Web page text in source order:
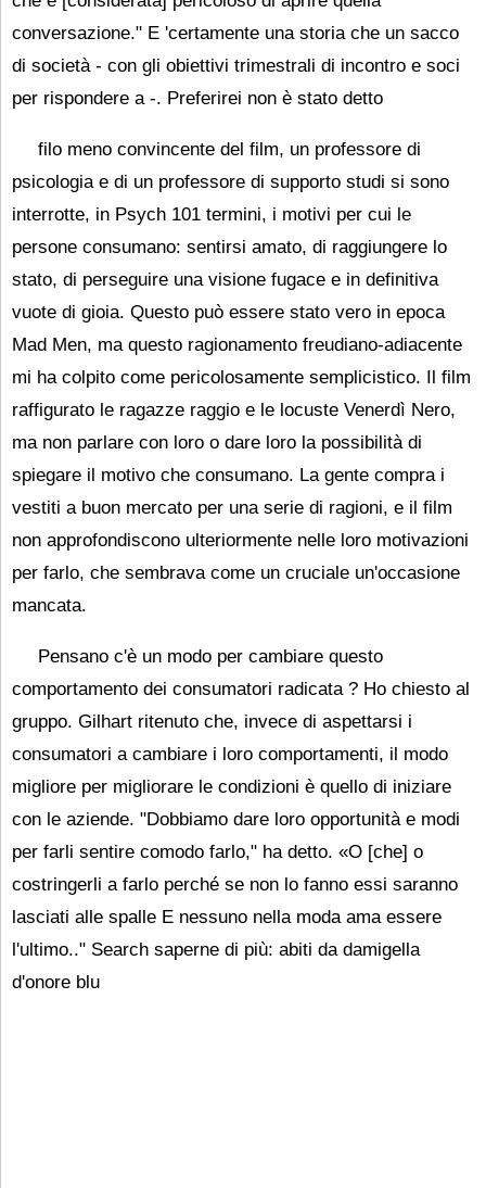
conversazione." E 'certamente una storia che un sacco
di società - con gli obiettivi trimestrali di incontro e soci
per rispondere a -. Preferirei non è stato detto
filo meno convincente del film, un professore di
psicologia e di un professore di supporto studi si sono
interrotte, in Psych 101 termini, i motivi per cui le
persone consumano: sentirsi amato, di raggiungere lo
stato, di perseguire una visione fugace e in definitiva
vuote di gioia. Questo può essere stato vero in epoca
Mad Men, ma questo ragionamento freudiano-adiacente
mi ha colpito come pericolosamente semplicistico. Il film
raffigurato le ragazze raggio e le locuste Venerdì Nero,
ma non parlare con loro o dare loro la possibilità di
spiegare il motivo che consumano. La gente compra i
vestiti a buon mercato per una serie di ragioni, e il film
non approfondiscono ulteriormente nelle loro motivazioni
per farlo, che sembrava come un cruciale un'occasione
mancata.
Pensano c'è un modo per cambiare questo
comportamento dei consumatori radicata ? Ho chiesto al
gruppo. Gilhart ritenuto che, invece di aspettarsi i
consumatori a cambiare i loro comportamenti, il modo
migliore per migliorare le condizioni è quello di iniziare
con le aziende. "Dobbiamo dare loro opportunità e modi
per farli sentire comodo farlo," ha detto. «O [che] o
costringerli a farlo perché se non lo fanno essi saranno
lasciati alle spalle E nessuno nella moda ama essere
l'ultimo.." Search saperne di più: abiti da damigella
d'onore blu